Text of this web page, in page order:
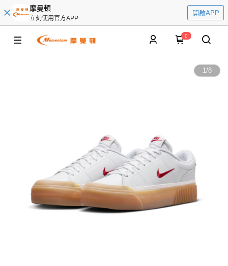
摩曼頓
立刻使用官方APP
開啟APP
0
1/8